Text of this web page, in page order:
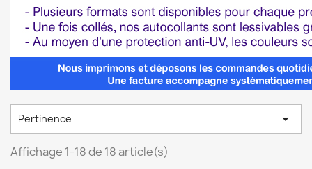
Pertinence 
Affichage 1-18 de 18 article(s)